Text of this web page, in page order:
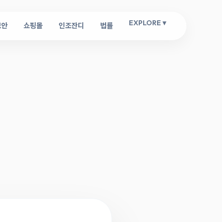
쇼핑몰 인조잔디 법률 EXPLORE ▾